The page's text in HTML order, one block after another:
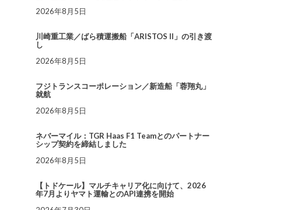
2026年8月5日
川崎重工業／ばら積運搬船「ARISTOS II」の引き渡
し
2026年8月5日
フジトランスコーポレーション／新造船「蓉翔丸」
就航
2026年8月5日
ネバーマイル：TGR Haas F1 Teamとのパートナー
シップ契約を締結しました
2026年8月5日
【トドケール】マルチキャリア化に向けて、2026
年7月よりヤマト運輸とのAPI連携を開始